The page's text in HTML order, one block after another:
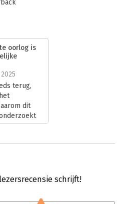
oorlog is
terug,
dit
in op
schrijft!